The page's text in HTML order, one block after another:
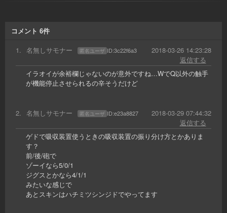
コメント 6件
1. 名無しサモナー 匿名ユーザ ID:3c22f6a3
2018-03-26 14:23:28
返信する
イラオイが余裕欄じゃないのが意外ですね…WでQ以外の触手
が機能停止させられるの辛そうだけど
2. 名無しサモナー 匿名ユーザ ID:e23a8827
2018-03-29 07:44:32
返信する
ゲドで吸収装置使うときの吸収装置の振り分け方とかありま
す？
前/後/砲で
ゾーイなら5/0/1
ジグスとかなら4/1/1
みたいな感じで
あとスキンはハチミツシンジドでやってます